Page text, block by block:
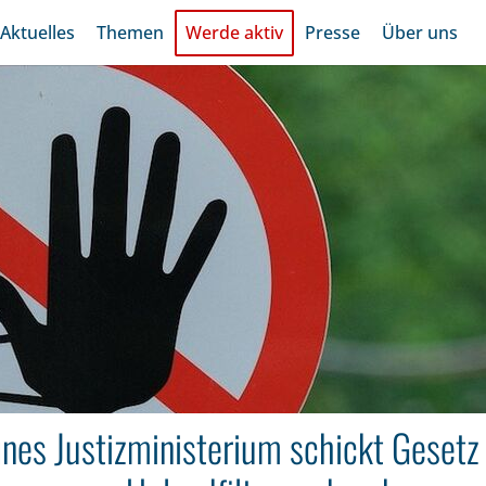
Aktuelles Themen Werde aktiv Presse Über uns
Justizministerium schickt